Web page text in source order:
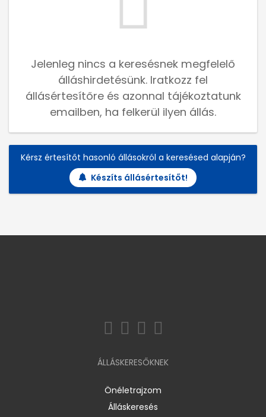
Jelenleg nincs a keresésnek megfelelő
álláshirdetésünk. Iratkozz fel
állásértesítőre és azonnal tájékoztatunk
emailben, ha felkerül ilyen állás.
Kérsz értesítőt hasonló állásokról a keresésed alapján?
Készíts állásértesítőt!
ÁLLÁSKERESŐKNEK
Önéletrajzom
Álláskeresés